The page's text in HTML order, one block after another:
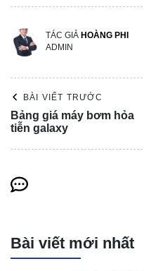
TÁC GIẢ HOÀNG PHI
ADMIN
BÀI VIẾT TRƯỚC
Bảng giá máy bơm hỏa
tiễn galaxy
Bài viết mới nhất